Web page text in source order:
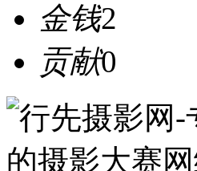
金钱2
贡献0